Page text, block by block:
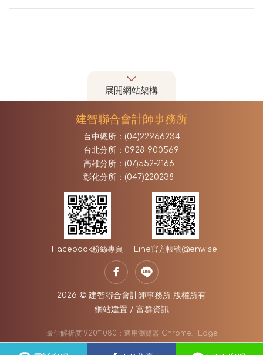
展開網站架構
建智聯合會計師事務所
台中總所：(04)22966234
台北分所：0928-900569
高雄分所：(07)552-2166
彰化分所：(047)220238
Facebook粉絲專頁 Line官方帳號@enwise
2026 © 建智聯合會計師事務所 版權所有
網站建置 / 富群資訊
最佳解析度1920*1080；適用瀏覽器 Chrome、Edge